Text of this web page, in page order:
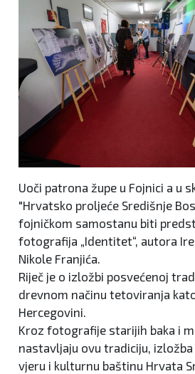
Uoči patrona župe u Fojnici a u
"Hrvatsko proljeće Središnje
fojničkom samostanu biti
fotografija „Identitet“, autora
Nikole Franjića.
Riječ je o izložbi posvećenoj
drevnom načinu tetoviranja
Hercegovini.
Kroz fotografije starijih baka i
nastavljaju ovu tradiciju, izložba
vjeru i kulturnu baštinu Hrvata